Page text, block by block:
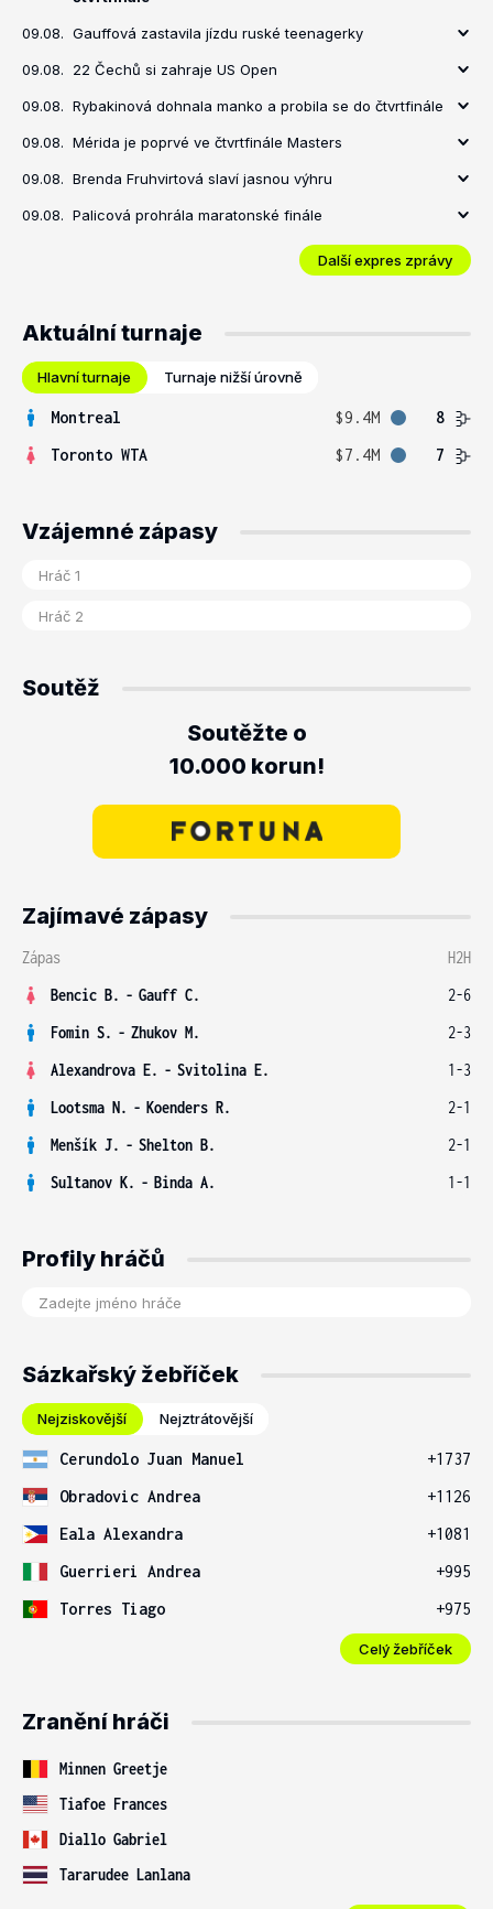
09.08. Gauffová zastavila jízdu ruské teenagerky
09.08. 22 Čechů si zahraje US Open
09.08. Rybakinová dohnala manko a probila se do čtvrtfinále
09.08. Mérida je poprvé ve čtvrtfinále Masters
09.08. Brenda Fruhvirtová slaví jasnou výhru
09.08. Palicová prohrála maratonské finále
Další expres zprávy
Aktuální turnaje
Hlavní turnaje Turnaje nižší úrovně
Montreal $9.4M
8
Toronto WTA
$7.4M 7
Vzájemné zápasy
Soutěž
Soutěžte o
10.000 korun!
Zajímavé zápasy
Zápas
H2H
Bencic B. - Gauff C.
2-6
Fomin S. - Zhukov M.
2-3
Alexandrova E. - Svitolina E.
1-3
Lootsma N. - Koenders R.
2-1
Menšík J. - Shelton B.
2-1
Sultanov K. - Binda A. 1-1
Profily hráčů
Sázkařský žebříček
Nejziskovější Nejztrátovější
Cerundolo Juan Manuel
+1737
Obradovic Andrea
+1126
Eala Alexandra
+1081
Guerrieri Andrea
+995
Torres Tiago
+975
Celý žebříček
Zranění hráči
Minnen Greetje
Tiafoe Frances
Diallo Gabriel
Tararudee Lanlana